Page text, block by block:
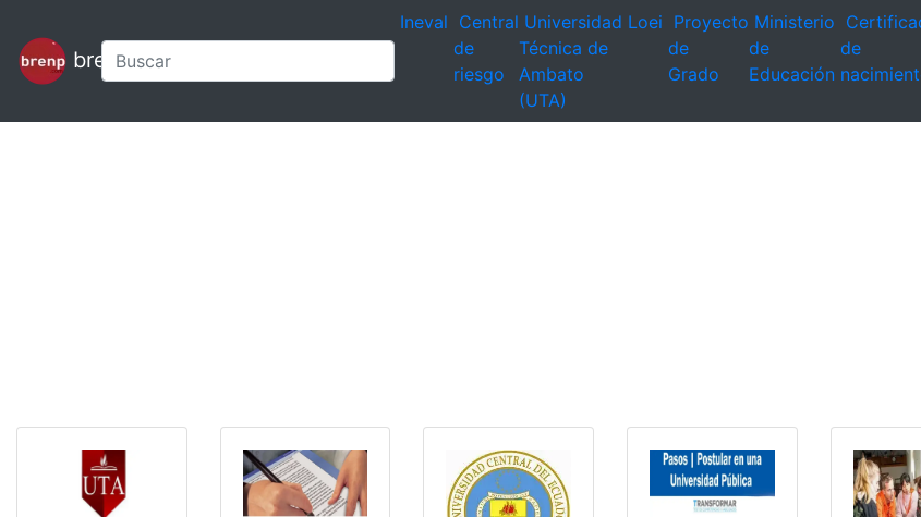
brenp
Ineval Central
de
riesgo
Universidad
Técnica de
Ambato
(UTA)
Loei Proyecto
de
Grado
Ministerio
de
Educación
de